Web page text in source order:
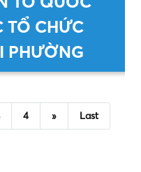
TỔ CHỨC
PHƯỜNG
4 » Last